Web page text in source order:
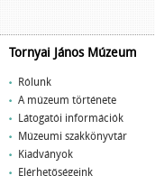
Tornyai János Múzeum
Rólunk
A múzeum története
Látogatói információk
Múzeumi szakkönyvtár
Kiadványok
Elérhetőségeink